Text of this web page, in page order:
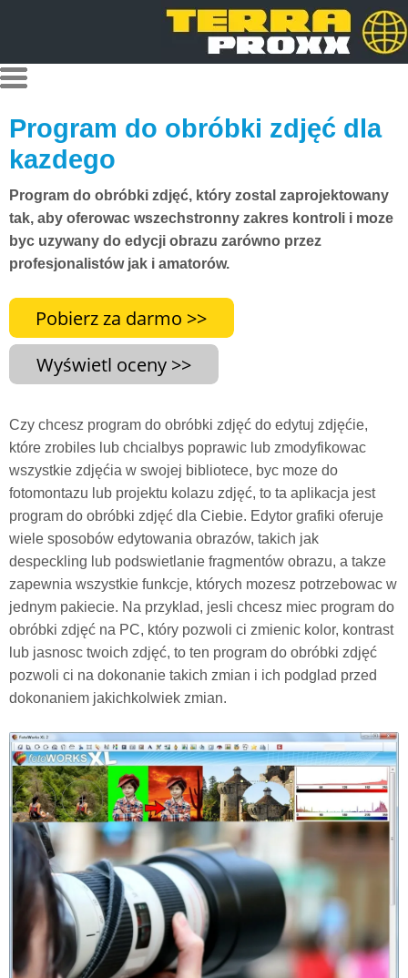
Program do obróbki zdjęć dla
kazdego
Program do obróbki zdjęć, który zostal zaprojektowany
tak, aby oferowac wszechstronny zakres kontroli i moze
byc uzywany do edycji obrazu zarówno przez
profesjonalistów jak i amatorów.
Czy chcesz program do obróbki zdjęć do edytuj zdjęćie,
które zrobiles lub chcialbys poprawic lub zmodyfikowac
wszystkie zdjęćia w swojej bibliotece, byc moze do
fotomontazu lub projektu kolazu zdjęć, to ta aplikacja jest
program do obróbki zdjęć dla Ciebie. Edytor grafiki oferuje
wiele sposobów edytowania obrazów, takich jak
despeckling lub podswietlanie fragmentów obrazu, a takze
zapewnia wszystkie funkcje, których mozesz potrzebowac w
jednym pakiecie. Na przyklad, jesli chcesz miec program do
obróbki zdjęć na PC, który pozwoli ci zmienic kolor, kontrast
lub jasnosc twoich zdjęć, to ten program do obróbki zdjęć
pozwoli ci na dokonanie takich zmian i ich podglad przed
dokonaniem jakichkolwiek zmian.